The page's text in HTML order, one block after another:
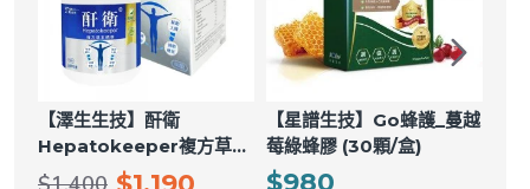
【澤生生技】酐衛
Hepatokeeper複方草本
精華膠囊 60粒/盒
【星譜生技】Go蜂護_蔓越
莓綠蜂膠 (30顆/盒)
$980